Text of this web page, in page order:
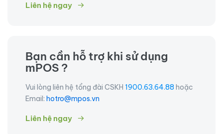
Liên hệ ngay
Bạn cần hỗ trợ khi sử dụng
mPOS ?
Vui lòng liên hệ tổng đài CSKH 1900.63.64.88 hoặc
Email: hotro@mpos.vn
Liên hệ ngay